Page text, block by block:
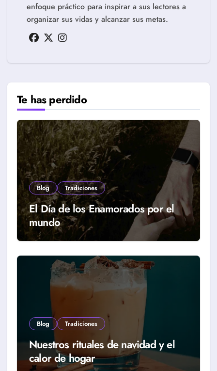
enfoque práctico para inspirar a sus lectores a
organizar sus vidas y alcanzar sus metas.
Te has perdido
Blog Tradiciones
El Día de los Enamorados por el
mundo
Blog Tradiciones
Nuestros rituales de navidad y el
calor de hogar